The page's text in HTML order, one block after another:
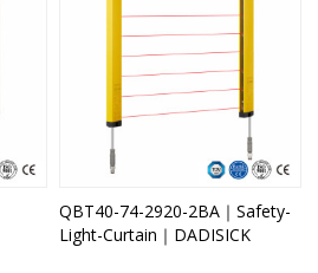
QBT40-74-2920-2BA｜Safety-
Light-Curtain｜DADISICK